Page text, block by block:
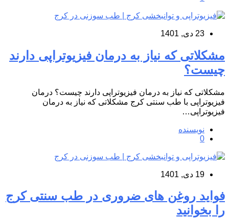
23 دی, 1401
مشکلاتی که نیاز به درمان فیزیوتراپی دارند
چیست؟
مشکلاتی که نیاز به درمان فیزیوتراپی دارند چیست؟ درمان
فیزیوتراپی با طب سنتی کرج مشکلاتی که نیاز به درمان
فیزیوتراپی…
نویسنده
0
19 دی, 1401
فواید روغن های ضروری در طب سنتی کرج
را بخوانید